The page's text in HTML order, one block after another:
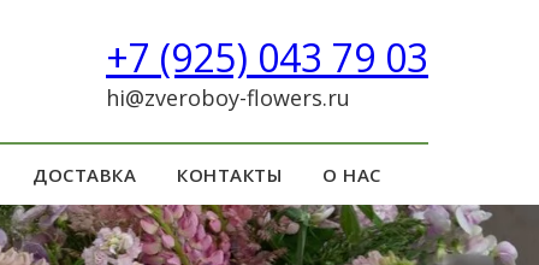
+7 (925) 043 79 03
hi@zveroboy-flowers.ru
ДОСТАВКА КОНТАКТЫ О НАС